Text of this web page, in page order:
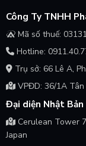
Công Ty TNHH
Mã số thuế:
Hotline:
Trụ sở: 66 Lê A,
VPĐD: 36/1A Tân
Đại diện Nhật Bản
Cerulean Tower
Japan